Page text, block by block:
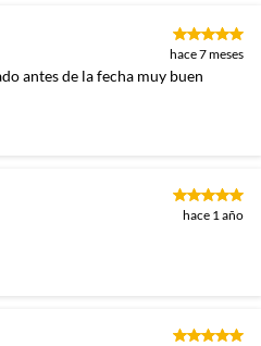
hace 7 meses
hace 1 año